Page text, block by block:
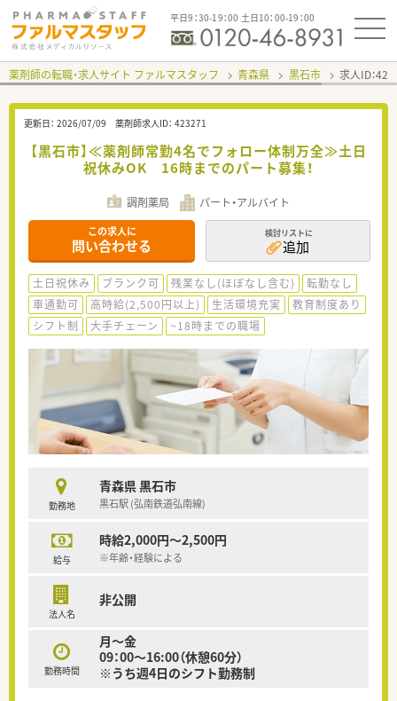
平日9：30-19：00 土日10：00-19：00
薬剤師の転職・求人サイト ファルマスタッフ 青森県 黒石市 求人ID：
更新日： 2026/07/09 薬剤師求人ID： 423271
【黒石市】≪薬剤師常勤4名でフォロー体制万全≫土日
祝休みOK 16時までのパート募集！
調剤薬局 パート・アルバイト
この求人に
問い合わせる
検討リストに
追加
土日祝休み ブランク可 残業なし(ほぼなし含む)
転勤なし
車通勤可
高時給(2,500円以上) 生活環境充実
教育制度あり
シフト制
大手チェーン ~18時までの職場
勤務地
青森県 黒石市
黒石駅 (弘南鉄道弘南線)
給与
時給2,000円～2,500円
※年齢・経験による
法人名
非公開
勤務時間
月～金
09：00～16:00（休憩60分）
※うち週4日のシフト勤務制